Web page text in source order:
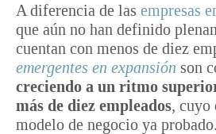
A diferencia de las empresas
que aún no han definido
cuentan con menos de diez
emergentes en expansión son
creciendo a un ritmo
más de diez empleados, cuyo
modelo de negocio ya probado.